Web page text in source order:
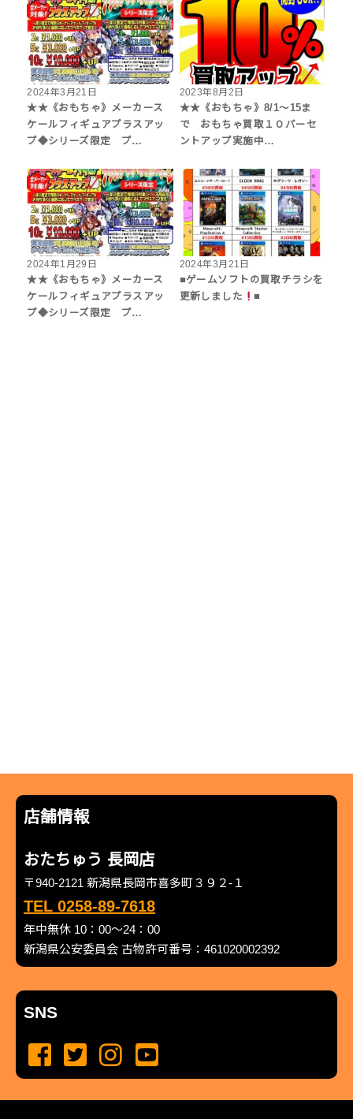
2024年3月21日
★★《おもちゃ》メーカース
ケールフィギュアプラスアッ
プ◆シリーズ限定 プ…
2023年8月2日
★★《おもちゃ》8/1～15ま
で おもちゃ買取１０パーセ
ントアップ実施中…
2024年1月29日
★★《おもちゃ》メーカース
ケールフィギュアプラスアッ
プ◆シリーズ限定 プ…
2024年3月21日
■ゲームソフトの買取チラシを
更新しました
■
店舗情報
おたちゅう 長岡店
〒940-2121 新潟県長岡市喜多町３９２-１
TEL 0258-89-7618
年中無休 10：00～24：00
新潟県公安委員会 古物許可番号：461020002392
SNS